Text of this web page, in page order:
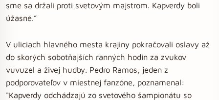
sme sa držali proti svetovým majstrom. Kapverdy boli
úžasné.”
V uliciach hlavného mesta krajiny pokračovali oslavy až
do skorých sobotňajších ranných hodín za zvukov
vuvuzel a živej hudby. Pedro Ramos, jeden z
podporovateľov v miestnej fanzóne, poznamenal:
"Kapverdy odchádzajú zo svetového šampionátu so